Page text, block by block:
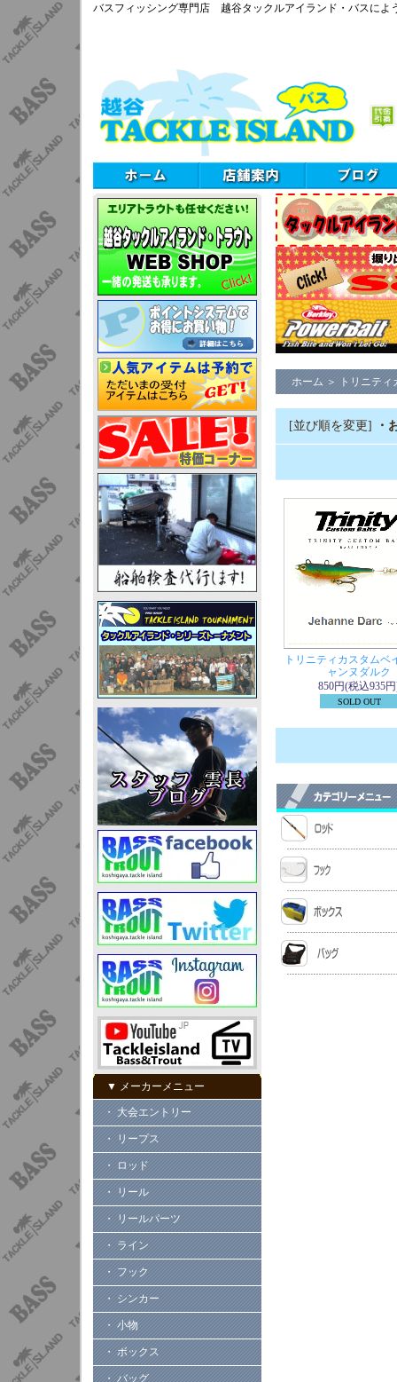
バスフィッシング専門店 越谷タックルアイランド・バスによ
▼ メーカーメニュー
・ 大会エントリー
・ リープス
・ ロッド
・ リール
・ リールパーツ
・ ライン
・ フック
・ シンカー
・ 小物
・ ボックス
・ バッグ
ホーム ＞ トリニテ
[並び順を変更] ・
トリニティカスタム
ャンヌダルク
850円(税込935
SOLD OUT